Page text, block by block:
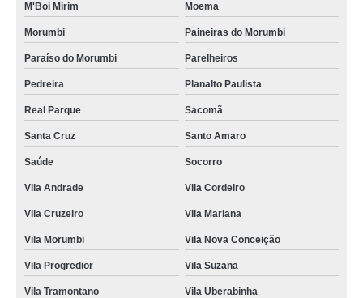
M'Boi Mirim Moema
Morumbi Paineiras do Morumbi
Paraíso do Morumbi Parelheiros
Pedreira Planalto Paulista
Real Parque Sacomã
Santa Cruz Santo Amaro
Saúde Socorro
Vila Andrade Vila Cordeiro
Vila Cruzeiro Vila Mariana
Vila Morumbi Vila Nova Conceição
Vila Progredior Vila Suzana
Vila Tramontano Vila Uberabinha